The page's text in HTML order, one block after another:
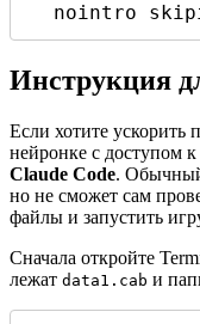
nointro
Инструкция
Если хотите ускорить
нейронке с доступом
Claude Code.
но не сможет сам
файлы и запустить
Сначала откройте
лежат data1.cab и